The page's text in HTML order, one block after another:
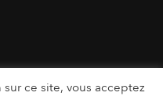
ce site, vous acceptez